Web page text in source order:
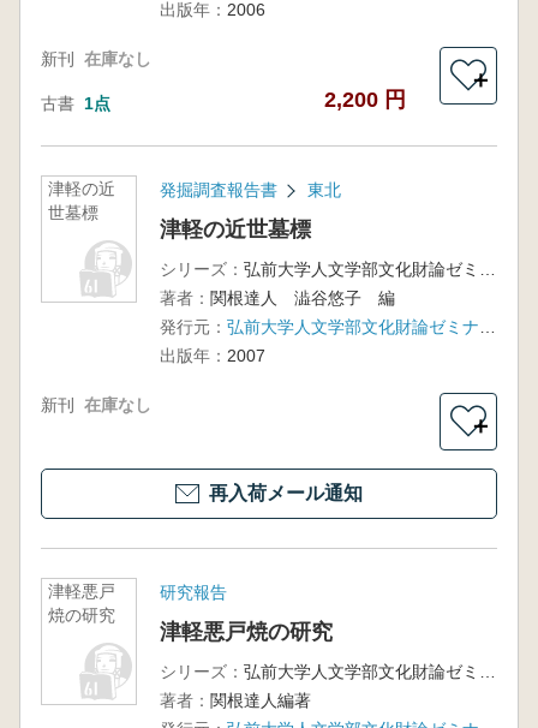
出版年： 2006
新刊 在庫なし
古書 1点 2,200 円
＋
津軽の近
世墓標
発掘調査報告書 東北
津軽の近世墓標
シリーズ：
著者： 関根達人 澁谷悠子 編
発行元：
出版年： 2007
新刊 在庫なし
＋
再入荷メール通知
津軽悪戸
焼の研究
研究報告
津軽悪戸焼の研究
シリーズ：
著者： 関根達人編著